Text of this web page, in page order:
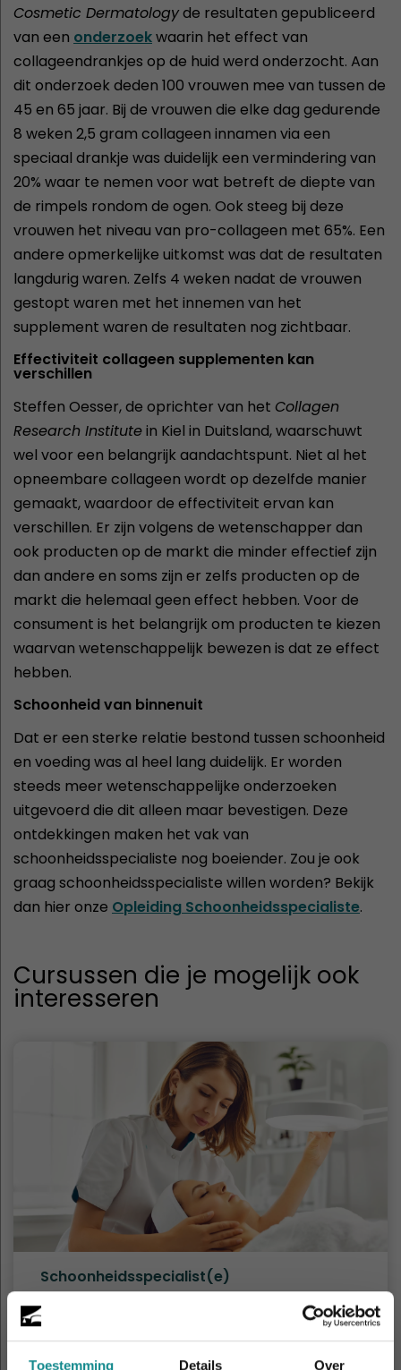
Toestemming Details Over
Cosmetic Dermatologyde resultaten gepubliceerd
van een onderzoekwaarin het effect van
collageendrankjes op de huid werd onderzocht. Aan
dit onderzoek deden 100 vrouwen mee van tussen de
45 en 65 jaar. Bij de vrouwen die elke dag gedurende
8 weken 2,5 gram collageen innamen via een
speciaal drankje was duidelijk een vermindering van
20% waar te nemen voor wat betreft de diepte van
de rimpels rondom de ogen. Ook steeg bij deze
vrouwen het niveau van pro-collageen met 65%. Een
andere opmerkelijke uitkomst was dat de resultaten
langdurig waren. Zelfs 4 weken nadat de vrouwen
gestopt waren met het innemen van het
supplement waren de resultaten nog zichtbaar.
Effectiviteit collageen supplementen kan
verschillen
Steffen Oesser, de oprichter van het Collagen
Research Institutein Kiel in Duitsland, waarschuwt
wel voor een belangrijk aandachtspunt. Niet al het
opneembare collageen wordt op dezelfde manier
gemaakt, waardoor de effectiviteit ervan kan
verschillen. Er zijn volgens de wetenschapper dan
ook producten op de markt die minder effectief zijn
dan andere en soms zijn er zelfs producten op de
markt die helemaal geen effect hebben. Voor de
consument is het belangrijk om producten te kiezen
waarvan wetenschappelijk bewezen is dat ze effect
hebben.
Schoonheid van binnenuit
Dat er een sterke relatie bestond tussen schoonheid
en voeding was al heel lang duidelijk. Er worden
steeds meer wetenschappelijke onderzoeken
uitgevoerd die dit alleen maar bevestigen. Deze
ontdekkingen maken het vak van
schoonheidsspecialiste nog boeiender. Zou je ook
graag schoonheidsspecialiste willen worden? Bekijk
dan hier onze Opleiding Schoonheidsspecialiste.
Cursussen die je mogelijk ook
interesseren
Schoonheidsspecialist(e)
18 - 26 dagen
Prijs
v.a. € 1.859